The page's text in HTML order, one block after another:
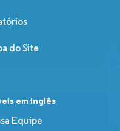
do Site
em inglês
Equipe